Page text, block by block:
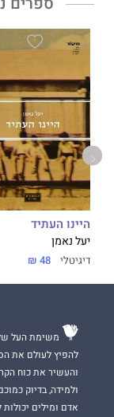
אור לאחר חידוש
לרבי־מכר.
דבר עורכת האתר:
כתיבתו המשעשעת
מרעננת
של התבוננות על
נעשית כמעט שקופה
עם הדמויות
והקורצות, מובטחת
היינו העתיד
יעל נאמן
דיגיטלי 48 ₪
משימת העל
להפיץ לעולם את
והעשיר את כוח
ולמידה, בדיוק
אדם ומילים